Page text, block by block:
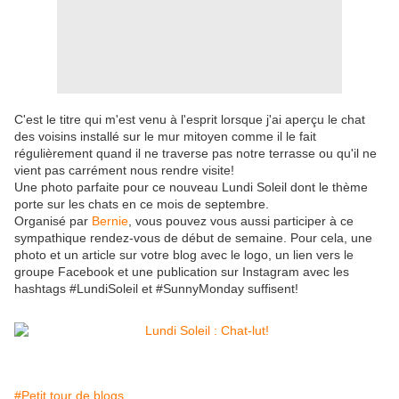
C'est le titre qui m'est venu à l'esprit lorsque j'ai aperçu le chat
des voisins installé sur le mur mitoyen comme il le fait
régulièrement quand il ne traverse pas notre terrasse ou qu'il ne
vient pas carrément nous rendre visite!
Une photo parfaite pour ce nouveau Lundi Soleil dont le thème
porte sur les chats en ce mois de septembre.
Organisé par Bernie , vous pouvez vous aussi participer à ce
sympathique rendez-vous de début de semaine. Pour cela, une
photo et un article sur votre blog avec le logo, un lien vers le
groupe Facebook et une publication sur Instagram avec les
hashtags #LundiSoleil et #SunnyMonday suffisent!
#Petit tour de blogs